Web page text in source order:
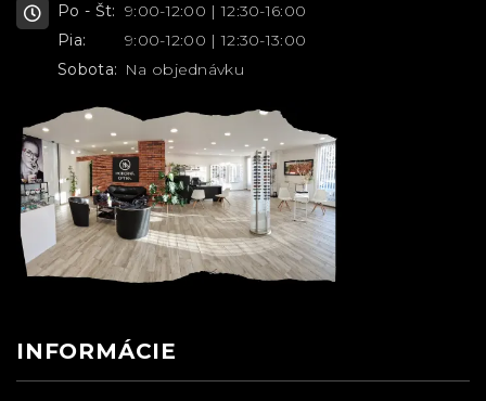
Po - Št: 9:00-12:00 | 12:30-16:00
Pia:
9:00-12:00 | 12:30-13:00
Sobota: Na objednávku
INFORMÁCIE